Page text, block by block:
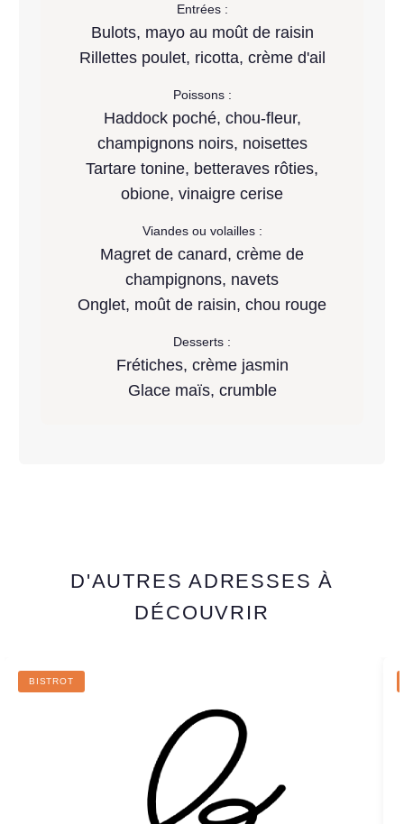
Entrées :
Bulots, mayo au moût de raisin
Rillettes poulet, ricotta, crème d'ail
Poissons :
Haddock poché, chou-fleur,
champignons noirs, noisettes
Tartare tonine, betteraves rôties,
obione, vinaigre cerise
Viandes ou volailles :
Magret de canard, crème de
champignons, navets
Onglet, moût de raisin, chou rouge
Desserts :
Frétiches, crème jasmin
Glace maïs, crumble
D'AUTRES ADRESSES À
DÉCOUVRIR
BISTROT